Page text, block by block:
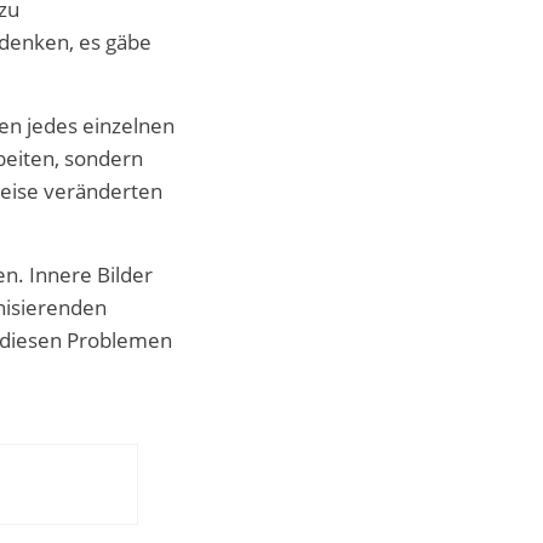
es gäbe
jedes einzelnen
sondern
veränderten
Innere Bilder
Problemen